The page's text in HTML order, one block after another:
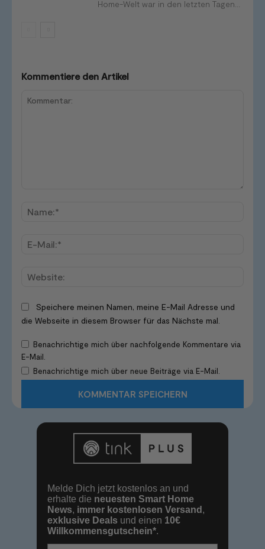
Home-Welt war in den letzten Tagen...
Kommentiere den Artikel
Speichere meinen Namen, meine E-Mail Adresse und
die Webseite in diesem Browser für das Nächste mal.
Benachrichtige mich über nachfolgende Kommentare via
E-Mail.
Benachrichtige mich über neue Beiträge via E-Mail.
Melde Dich jetzt kostenlos an und
erhalte die neuesten Smart Home
News, immer kostenlosen Versand ,
exklusive Deals und einen 10€
Willkommensgutschein*.